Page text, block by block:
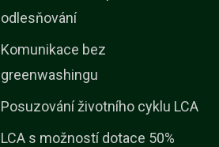
odlesňování
Komunikace bez
greenwashingu
Posuzování životního cyklu LCA
LCA s možností dotace 50%